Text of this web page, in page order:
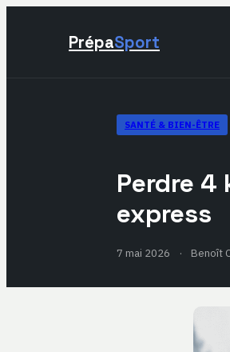
PrépaSport
SANTÉ & BIEN-ÊTRE
Perdre 4
express
7 mai 2026 · Benoît